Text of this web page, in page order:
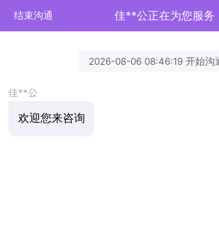
结束沟通 佳**公正在为您服务
2026-08-06 08:46:19 开始沟
佳**公
欢迎您来咨询